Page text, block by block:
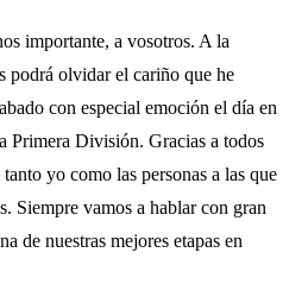
importante, a vosotros. A la
podrá olvidar el cariño que he
con especial emoción el día en
Primera División. Gracias a todos
yo como las personas a las que
Siempre vamos a hablar con gran
de nuestras mejores etapas en